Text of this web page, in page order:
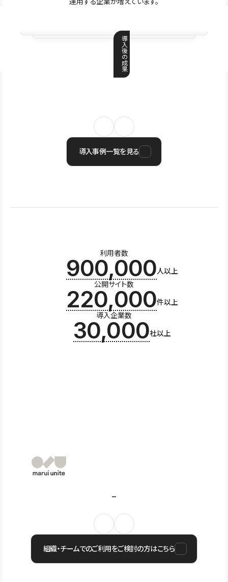
導
入
後
の
成
果
導入事例一覧を見る
利用者数
900,000人以上
公開サイト数
220,000件以上
導入企業数
30,000社以上
組織・チームでのご利用をご検討の方はこちら